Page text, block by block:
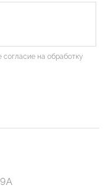
на обработку